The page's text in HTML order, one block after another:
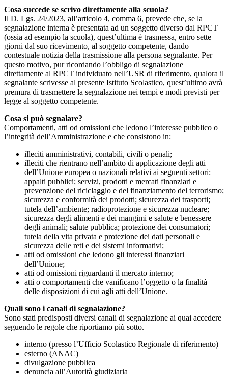
Cosa succede se scrivo direttamente alla scuola?
Il D. Lgs. 24/2023, all’articolo 4, comma 6, prevede che, se la
segnalazione interna è presentata ad un soggetto diverso dal RPCT
(ossia ad esempio la scuola), quest’ultima è trasmessa, entro sette
giorni dal suo ricevimento, al soggetto competente, dando
contestuale notizia della trasmissione alla persona segnalante. Per
questo motivo, pur ricordando l’obbligo di segnalazione
direttamente al RPCT individuato nell’USR di riferimento, qualora il
segnalante scrivesse al presente Istituto Scolastico, quest’ultimo avrà
premura di trasmettere la segnalazione nei tempi e modi previsti per
legge al soggetto competente.
Cosa si può segnalare?
Comportamenti, atti od omissioni che ledono l’interesse pubblico o
l’integrità dell’Amministrazione e che consistono in:
illeciti amministrativi, contabili, civili o penali;
illeciti che rientrano nell’ambito di applicazione degli atti
dell’Unione europea o nazionali relativi ai seguenti settori:
appalti pubblici; servizi, prodotti e mercati finanziari e
prevenzione del riciclaggio e del finanziamento del terrorismo;
sicurezza e conformità dei prodotti; sicurezza dei trasporti;
tutela dell’ambiente; radioprotezione e sicurezza nucleare;
sicurezza degli alimenti e dei mangimi e salute e benessere
degli animali; salute pubblica; protezione dei consumatori;
tutela della vita privata e protezione dei dati personali e
sicurezza delle reti e dei sistemi informativi;
atti od omissioni che ledono gli interessi finanziari
dell’Unione;
atti od omissioni riguardanti il mercato interno;
atti o comportamenti che vanificano l’oggetto o la finalità
delle disposizioni di cui agli atti dell’Unione.
Quali sono i canali di segnalazione?
Sono stati predisposti diversi canali di segnalazione ai quai accedere
seguendo le regole che riportiamo più sotto.
interno (presso l’Ufficio Scolastico Regionale di riferimento)
esterno (ANAC)
divulgazione pubblica
denuncia all’Autorità giudiziaria